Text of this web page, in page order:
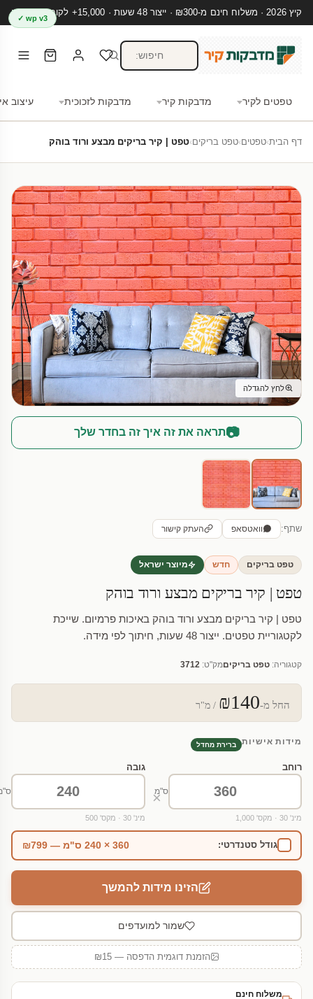
קיץ 2026 · משלוח חינם מ-₪300 · ייצור 48 שעות · 15,000+ לקוחות מרוצים
טפטים לקיר מדבקות קיר מדבקות לזכוכית עיצוב
wp v3 ✓
דף הבית›טפטים›טפט בריקים›טפט | קיר בריקים מבצע ורוד בוהק
לחץ להגדלה
📷תראה את זה איך זה בחדר שלך
שתף: וואטסאפ העתק קישור
טפט בריקים חדש מיוצר ישראל
טפט | קיר בריקים מבצע ורוד בוהק
טפט | קיר בריקים מבצע ורוד בוהק באיכות פרמיום. שייכת
לקטגוריית טפטים. ייצור 48 שעות, חיתוך לפי מידה.
קטגוריה: טפט בריקיםמק"ט: 3712
החל מ-₪140 / מ"ר
מידות אישיות ברירת מחדל
רוחב
ס"מ
מינ' 30 · מקס' 1,000
×
גובה
מינ' 30 · מקס' 500
גודל סטנדרטי: 360 × 240 ס"מ — ₪799
הזינו מידות להמשך
שמור למועדפים
הזמנת דוגמית הדפסה — ₪15
משלוח חינם